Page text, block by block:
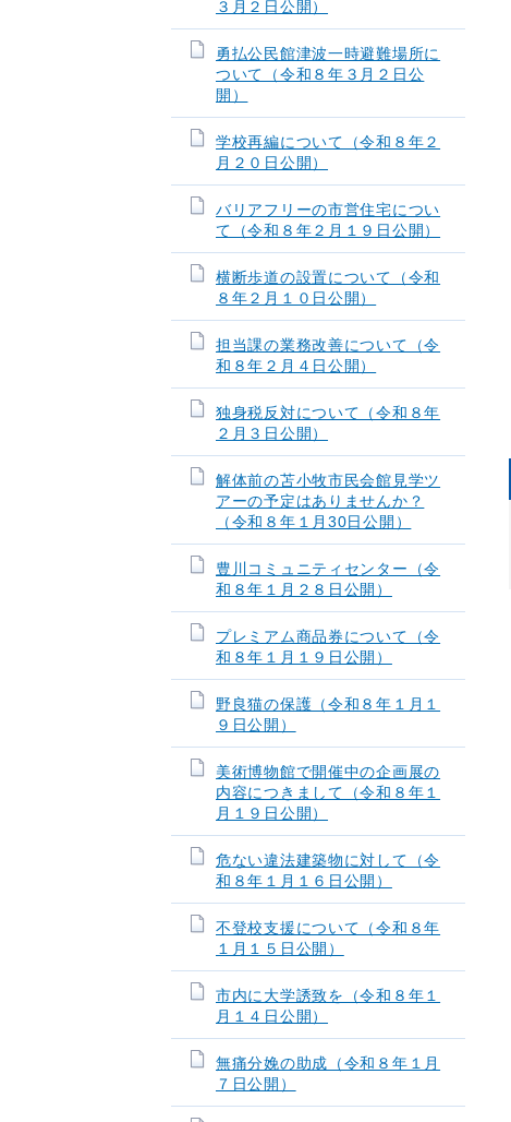
３月２日公開）
勇払公民館津波一時避難場所に
ついて（令和８年３月２日公
開）
学校再編について（令和８年２
月２０日公開）
バリアフリーの市営住宅につい
て（令和８年２月１９日公開）
横断歩道の設置について（令和
８年２月１０日公開）
担当課の業務改善について（令
和８年２月４日公開）
独身税反対について（令和８年
２月３日公開）
解体前の苫小牧市民会館見学ツ
アーの予定はありませんか？
（令和８年１月30日公開）
豊川コミュニティセンター（令
和８年１月２８日公開）
プレミアム商品券について（令
和８年１月１９日公開）
野良猫の保護（令和８年１月１
９日公開）
美術博物館で開催中の企画展の
内容につきまして（令和８年１
月１９日公開）
危ない違法建築物に対して（令
和８年１月１６日公開）
不登校支援について（令和８年
１月１５日公開）
市内に大学誘致を（令和８年１
月１４日公開）
無痛分娩の助成（令和８年１月
７日公開）